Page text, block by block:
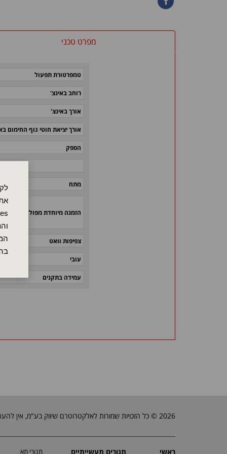
מפרט טכני
טמפרטורת תפעול
רוחב באינצ'
אורך באינצ'
אורך יציאת חוטי גוף החימום
הספק
מתח
הזמנה מיוחדת מפולאמיד
צפיפות וואט
עובי
עמידה בתקנים
2026 © כל הזכויות שמורות לאלקטרוטרם שיווק בע"מ, אין להעתיק, לשכפל טקסטים, תמונות וכל חומר אחר באתר זה ללא אישור בעלי החברה.
ראשי
תנורים תעשייתיים
תנורי תא